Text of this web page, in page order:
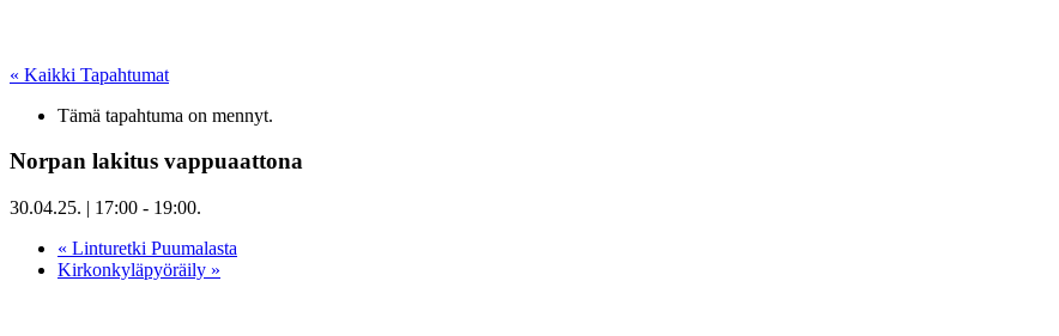
« Kaikki Tapahtumat
Tämä tapahtuma on mennyt.
Norpan lakitus vappuaattona
30.04.25. | 17:00 - 19:00.
« Linturetki Puumalasta
Kirkonkyläpyöräily »